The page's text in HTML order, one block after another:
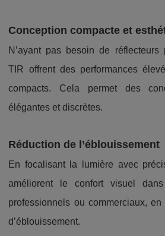
Conception compacte et
N’ayant pas besoin de
TIR offrent des performances
compacts. Cela permet des
élégantes et discrètes.
Réduction de l’éblouissement
En focalisant la lumière avec
améliorent le confort visuel
professionnels ou commerciaux,
d’éblouissement.